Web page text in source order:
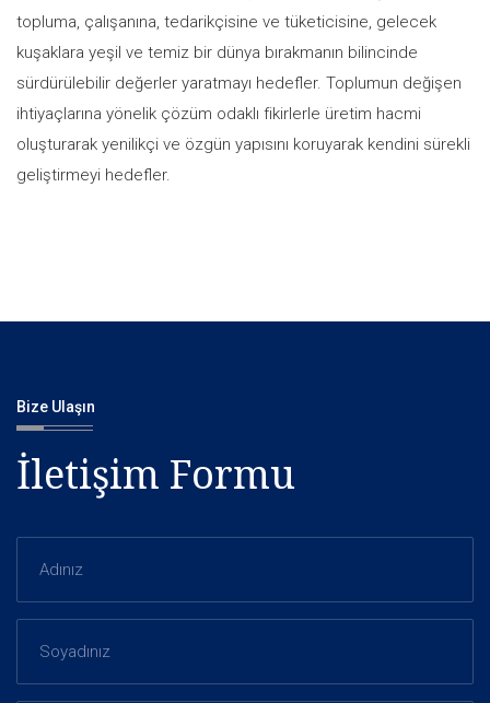
topluma, çalışanına, tedarikçisine ve tüketicisine, gelecek
kuşaklara yeşil ve temiz bir dünya bırakmanın bilincinde
sürdürülebilir değerler yaratmayı hedefler. Toplumun değişen
ihtiyaçlarına yönelik çözüm odaklı fikirlerle üretim hacmi
oluşturarak yenilikçi ve özgün yapısını koruyarak kendini sürekli
geliştirmeyi hedefler.
Bize Ulaşın
İletişim Formu